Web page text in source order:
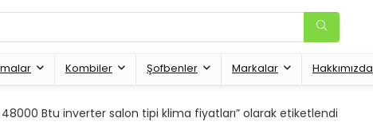
Kombiler Şofbenler Markalar Hakkımızda
48000 Btu inverter salon tipi klima fiyatları” olarak etiketlendi